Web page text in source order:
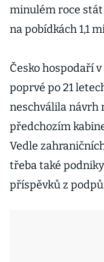
minulém roce
na pobídkách 1,1
Česko hospodaří
poprvé po 21
neschválila návrh
předchozím
Vedle
třeba také
příspěvků z